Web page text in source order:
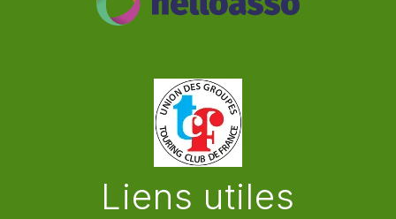
Liens utiles